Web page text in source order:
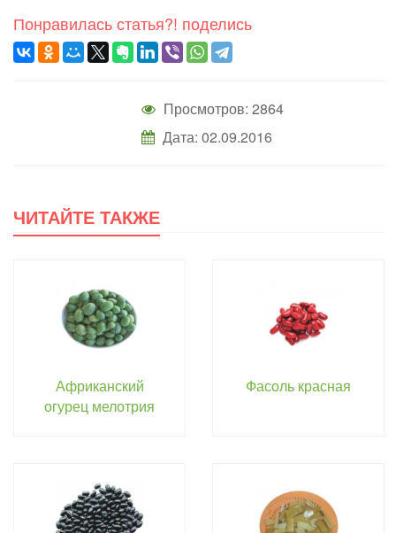
Понравилась статья?! поделись
Просмотров: 2864
Дата: 02.09.2016
ЧИТАЙТЕ ТАКЖЕ
Африканский
огурец мелотрия
Фасоль красная